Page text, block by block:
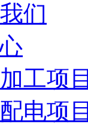
们
工项目
电项目